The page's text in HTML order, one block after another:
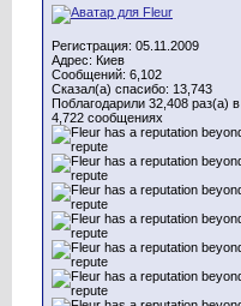
Регистрация: 05.11.2009
Адрес: Киев
Сообщений: 6,102
Сказал(а) спасибо: 13,743
Поблагодарили 32,408 раз(а) в
4,722 сообщениях